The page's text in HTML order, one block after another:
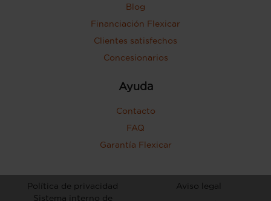
Blog
Financiación Flexicar
Clientes satisfechos
Concesionarios
Ayuda
Contacto
FAQ
Garantía Flexicar
Política de privacidad
Aviso legal
Sistema interno de